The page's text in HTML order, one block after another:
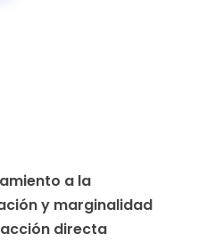
a la
y marginalidad
directa